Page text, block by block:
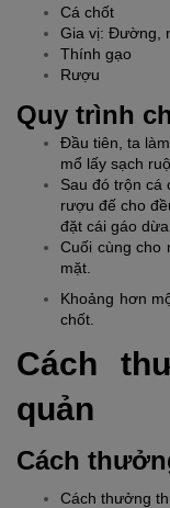
Cá chốt
Gia vị: Đường,
Thính gạo
Rượu
Quy trình
Đầu tiên, ta
mổ lấy sạch
Sau đó trộn cá
rượu đế cho
đặt cái gáo
Cuối cùng cho
mặt.
Khoảng hơn
chốt.
Cách
quản
Cách
Cách thưởng